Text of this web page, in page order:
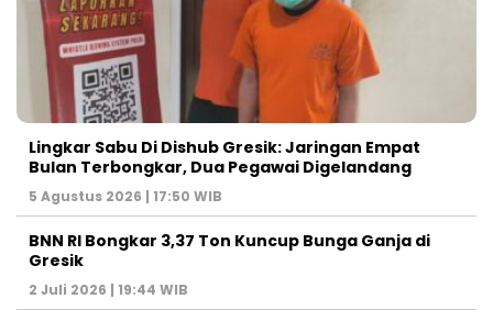
Lingkar Sabu Di Dishub Gresik: Jaringan Empat
Bulan Terbongkar, Dua Pegawai Digelandang
5 Agustus 2026 | 17:50 WIB
BNN RI Bongkar 3,37 Ton Kuncup Bunga Ganja di
Gresik
2 Juli 2026 | 19:44 WIB